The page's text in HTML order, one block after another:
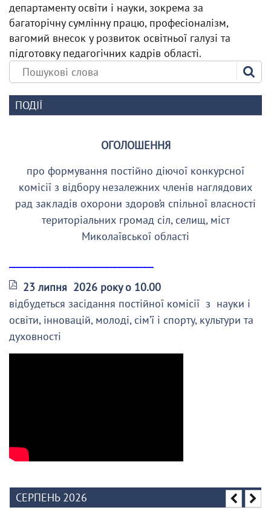
департаменту освіти і науки, зокрема за
багаторічну сумлінну працю, професіоналізм,
вагомий внесок у розвиток освітньої галузі та
підготовку педагогічних кадрів області.
ПОДІЇ
ОГОЛОШЕННЯ
про формування постійно діючої конкурсної
комісії з відбору незалежних членів наглядових
рад закладів охорони здоров’я спільної власності
територіальних громад сіл, селищ, міст
Миколаївської області
23 липня 2026 року о 10.00
відбудеться засідання постійної комісії з науки і
освіти, інновацій, молоді, сім’ї і спорту, культури та
духовності
СЕРПЕНЬ 2026